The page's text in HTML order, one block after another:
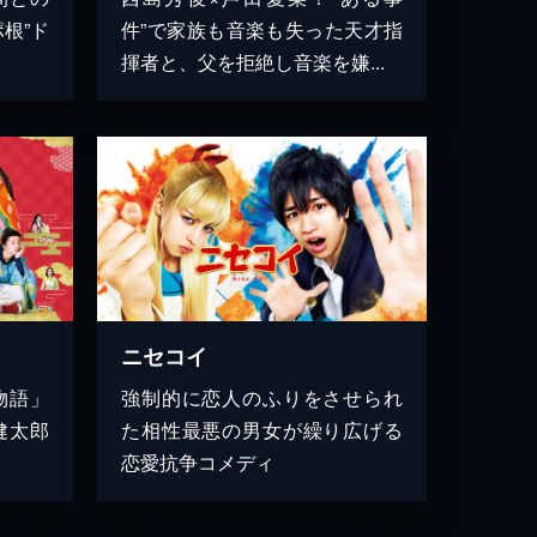
”ド
件”で家族も音楽も失った天才指
揮者と、父を拒絶し音楽を嫌...
」
太郎
ニセコイ
強制的に恋人のふりをさせられ
た相性最悪の男女が繰り広げる
恋愛抗争コメディ